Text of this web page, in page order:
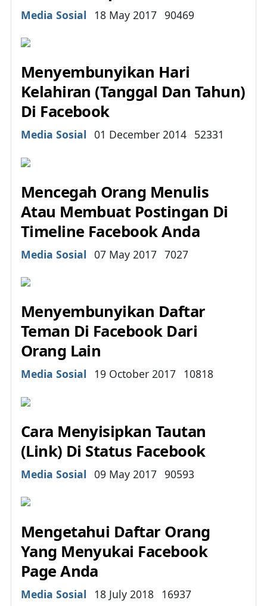
Details
Media Sosial 18 May 2017 90469
Menyembunyikan Hari
Kelahiran (Tanggal Dan Tahun)
Di Facebook
Details
Media Sosial 01 December 2014 52331
Mencegah Orang Menulis
Atau Membuat Postingan Di
Timeline Facebook Anda
Details
Media Sosial 07 May 2017 7027
Menyembunyikan Daftar
Teman Di Facebook Dari
Orang Lain
Details
Media Sosial 19 October 2017 10818
Cara Menyisipkan Tautan
(Link) Di Status Facebook
Details
Media Sosial 09 May 2017 90593
Mengetahui Daftar Orang
Yang Menyukai Facebook
Page Anda
Details
Media Sosial 18 July 2018 16937